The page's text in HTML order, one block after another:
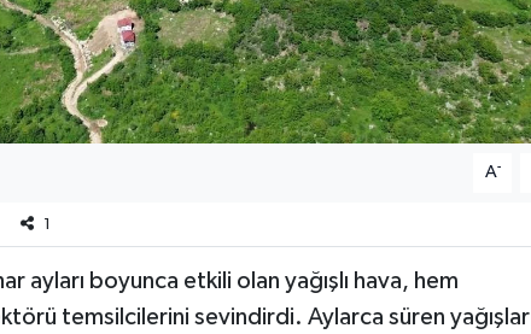
A-
1
ayları boyunca etkili olan yağışlı hava, hem
temsilcilerini sevindirdi. Aylarca süren yağışlar